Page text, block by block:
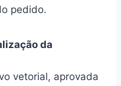
pedido.
da
vetorial, aprovada